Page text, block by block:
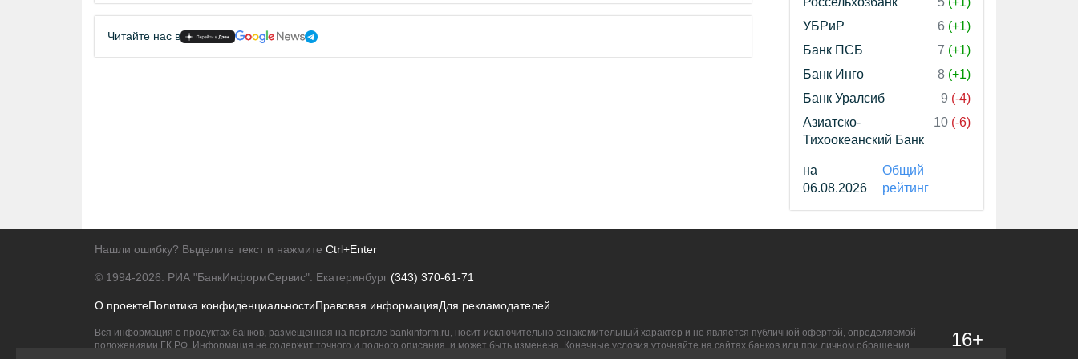
Читайте нас в
УБРиР
6 (+1)
Банк ПСБ
7 (+1)
Банк Инго
8 (+1)
Банк Уралсиб
9 (-4)
Азиатско-
Тихоокеанский Банк
10 (-6)
на
06.08.2026
Общий
рейтинг
Нашли ошибку? Выделите текст и нажмите Ctrl+Enter
© 1994-2026. РИА "БанкИнформСервис". Екатеринбург (343) 370-61-71
О проектеПолитика конфиденциальностиПравовая информацияДля рекламодателей
Вся информация о продуктах банков, размещенная на портале bankinform.ru, носит исключительно ознакомительный характер и не является публичной офертой, определяемой
положениями ГК РФ. Информация не содержит точного и полного описания, и может быть изменена. Конечные условия уточняйте на сайтах банков или при личном обращении.
16+